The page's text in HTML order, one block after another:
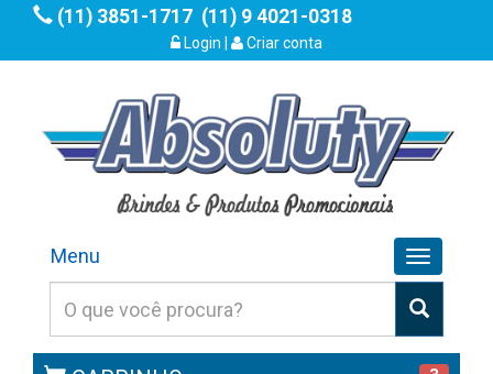
(11) 3851-1717 (11) 9 4021-0318
Login Criar conta
Toggle
navigation
Menu